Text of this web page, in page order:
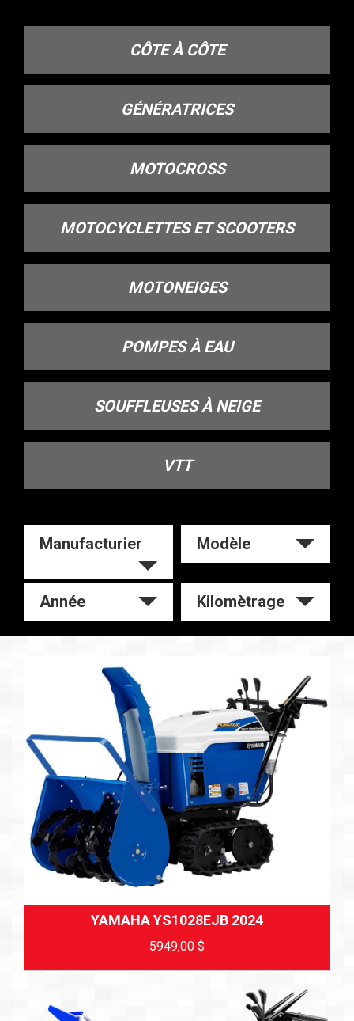
CÔTE À CÔTE
GÉNÉRATRICES
MOTOCROSS
MOTOCYCLETTES ET SCOOTERS
MOTONEIGES
POMPES À EAU
SOUFFLEUSES À NEIGE
VTT
Manufacturier Modèle
Année Kilomètrage
YAMAHA YS1028EJB 2024
5949,00 $